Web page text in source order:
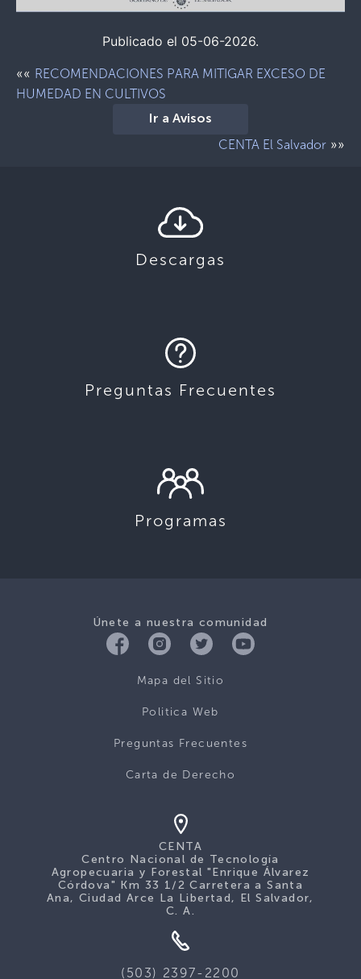
Publicado el 05-06-2026.
«« RECOMENDACIONES PARA MITIGAR EXCESO DE
HUMEDAD EN CULTIVOS
Ir a Avisos
CENTA El Salvador »»
Descargas
Preguntas Frecuentes
Programas
Únete a nuestra comunidad
Mapa del Sitio
Politica Web
Preguntas Frecuentes
Carta de Derecho
CENTA
Centro Nacional de Tecnología
Agropecuaria y Forestal "Enrique Álvarez
Córdova" Km 33 1/2 Carretera a Santa
Ana, Ciudad Arce La Libertad, El Salvador,
C. A.
(503) 2397-2200